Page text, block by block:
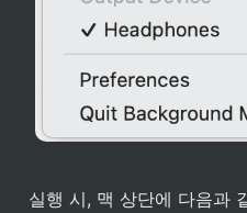
실행 시, 맥 상단에 다음과